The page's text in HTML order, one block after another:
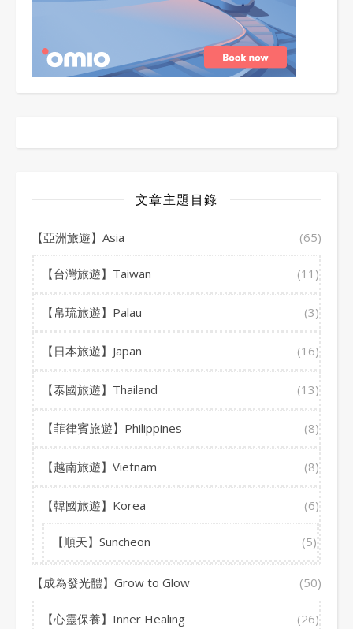
文章主題目錄
【亞洲旅遊】Asia (65)
【台灣旅遊】Taiwan (11)
【帛琉旅遊】Palau (3)
【日本旅遊】Japan (16)
【泰國旅遊】Thailand (13)
【菲律賓旅遊】Philippines (8)
【越南旅遊】Vietnam (8)
【韓國旅遊】Korea (6)
【順天】Suncheon (5)
【成為發光體】Grow to Glow (50)
【心靈保養】Inner Healing (26)